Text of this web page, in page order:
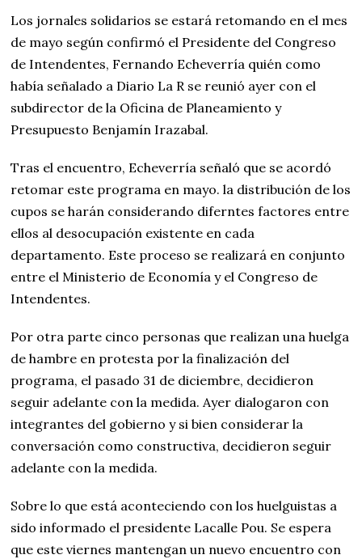
Los jornales solidarios se estará retomando en el mes
de mayo según confirmó el Presidente del Congreso
de Intendentes, Fernando Echeverría quién como
había señalado a Diario La R se reunió ayer con el
subdirector de la Oficina de Planeamiento y
Presupuesto Benjamín Irazabal.
Tras el encuentro, Echeverría señaló que se acordó
retomar este programa en mayo. la distribución de los
cupos se harán considerando diferntes factores entre
ellos al desocupación existente en cada
departamento. Este proceso se realizará en conjunto
entre el Ministerio de Economía y el Congreso de
Intendentes.
Por otra parte cinco personas que realizan una huelga
de hambre en protesta por la finalización del
programa, el pasado 31 de diciembre, decidieron
seguir adelante con la medida. Ayer dialogaron con
integrantes del gobierno y si bien considerar la
conversación como constructiva, decidieron seguir
adelante con la medida.
Sobre lo que está aconteciendo con los huelguistas a
sido informado el presidente Lacalle Pou. Se espera
que este viernes mantengan un nuevo encuentro con